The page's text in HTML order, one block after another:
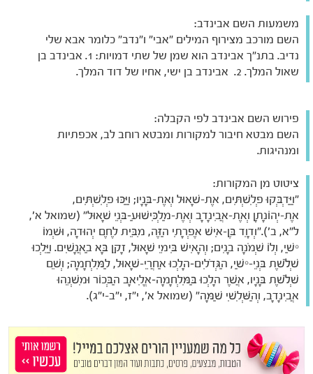
משמעות השם אבינדב:
השם מורכב מצירוף המילים "אבי" ו"נדב" כלומר אבא שלי
נדיב. בתנ"ך אבינדב הוא שמן של שתי דמויות: 1. אבינדב בן
שאול המלך. 2. אבינדב בן ישי, אחיו של דוד המלך.
פירוש השם אבינדב לפי הקבלה:
השם מבטא חיבור למקורות ומבטא רוחב לב, אכפתיות
ומנהיגות.
ציטוט מן המקורות:
"וַיַּדְבְּקוּ פְלִשְׁתִּים, אֶת-שָׁאוּל וְאֶת-בָּנָיו; וַיַּכּוּ פְלִשְׁתִּים,
אֶת-יְהוֹנָתָן וְאֶת-אֲבִינָדָב וְאֶת-מַלְכִּישׁוּעַ–בְּנֵי שָׁאוּל" (שמואל א',
ל"א, ב')."וְדָוִד בֶּן-אִישׁ אֶפְרָתִי הַזֶּה, מִבֵּית לֶחֶם יְהוּדָה, וּשְׁמוֹ
יִשַׁי, וְלוֹ שְׁמֹנָה בָנִים; וְהָאִישׁ בִּימֵי שָׁאוּל, זָקֵן בָּא בַאֲנָשִׁים. וַיֵּלְכוּ
שְׁלֹשֶׁת בְּנֵי-יִשַׁי, הַגְּדֹלִים–הָלְכוּ אַחֲרֵי-שָׁאוּל, לַמִּלְחָמָה; וְשֵׁם
שְׁלֹשֶׁת בָּנָיו, אֲשֶׁר הָלְכוּ בַּמִּלְחָמָה–אֱלִיאָב הַבְּכוֹר וּמִשְׁנֵהוּ
אֲבִינָדָב, וְהַשְּׁלִשִׁי שַׁמָּה" (שמואל א', י"ז, י"ב-י"ג).